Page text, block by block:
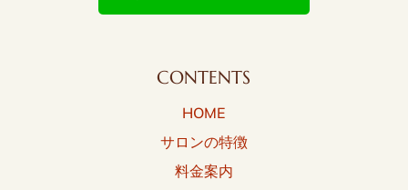
CONTENTS
HOME
サロンの特徴
料金案内